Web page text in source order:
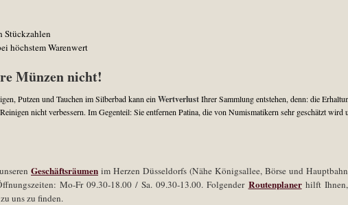
Stückzahlen
höchstem Warenwert
Münzen nicht!
Putzen und Tauchen im Silberbad kann ein WertverlustIhrer Sammlung entstehen, denn: die
nicht verbessern. Im Gegenteil: Sie entfernen Patina, die von Numismatikern sehr geschätzt wird
Geschäftsräumen im Herzen Düsseldorfs (Nähe Königsallee, Börse und
Mo-Fr 09.30-18.00 / Sa. 09.30-13.00. Folgender Routenplanerhilft
uns zu finden.